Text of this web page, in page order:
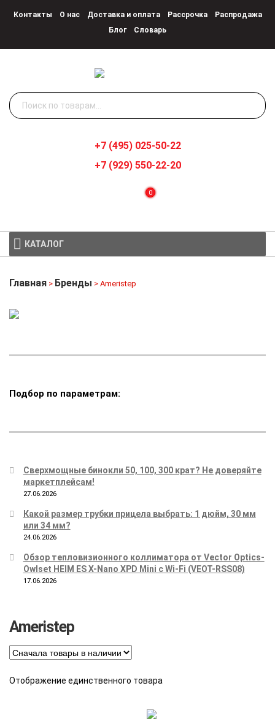
Контакты О нас Доставка и оплата Рассрочка
Распродажа
Блог
Словарь
Искать:
0
+7 (495) 025-50-22
+7 (929) 550-22-20
КАТАЛОГ
Главная > Бренды > Ameristep
Подбор по параметрам:
Сверхмощные бинокли 50, 100, 300 крат? Не доверяйте
маркетплейсам!
27.06.2026
Какой размер трубки прицела выбрать: 1 дюйм, 30 мм
или 34 мм?
24.06.2026
Обзор тепловизионного коллиматора от Vector Optics-
Owlset HEIM ES X-Nano XPD Mini с Wi-Fi (VEOT-RSS08)
17.06.2026
Ameristep
Отображение единственного товара